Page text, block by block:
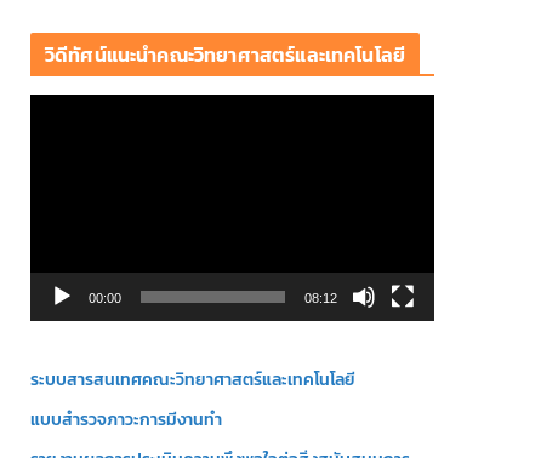
วิดีทัศน์แนะนำคณะวิทยาศาสตร์และเทคโนโลยี
ล์
ดี
โ
00:00 08:12
ระบบสารสนเทศคณะวิทยาศาสตร์และเทคโนโลยี
แบบสำรวจภาวะการมีงานทำ